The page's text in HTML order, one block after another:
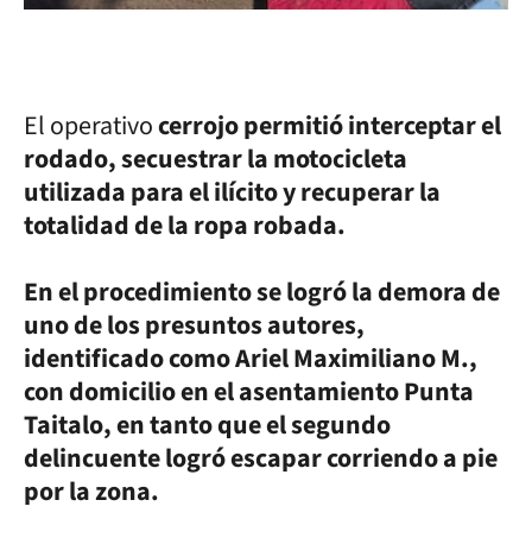
El operativocerrojo permitió interceptar el
rodado, secuestrar la motocicleta
utilizada para el ilícito y recuperar la
totalidad de la ropa robada.
En el procedimiento se logró la demora de
uno de los presuntos autores,
identificado como Ariel Maximiliano M.,
con domicilio en el asentamiento Punta
Taitalo, en tanto que el segundo
delincuente logró escapar corriendo a pie
por la zona.